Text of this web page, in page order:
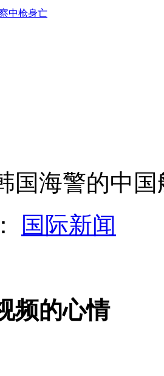
中枪身亡
示威的影片提出批评
咨询安乐死
海警的中国
国际新闻
频的心情